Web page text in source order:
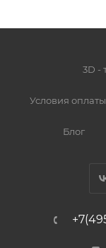
3D -
Условия оплаты
Блог